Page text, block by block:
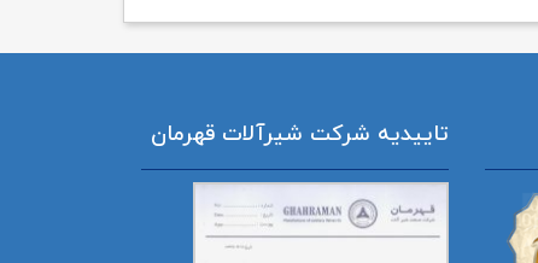
تاییدیه شرکت شیرآلات قهرمان